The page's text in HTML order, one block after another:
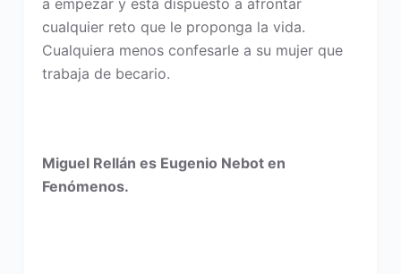
a empezar y está dispuesto a afrontar
cualquier reto que le proponga la vida.
Cualquiera menos confesarle a su mujer que
trabaja de becario.
Miguel Rellán es Eugenio Nebot en
Fenómenos.